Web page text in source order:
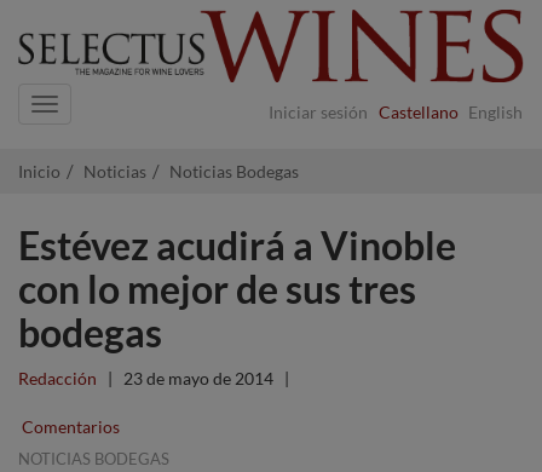
Iniciar sesión Castellano English
Navigation
Inicio Noticias Noticias Bodegas
Estévez acudirá a Vinoble
con lo mejor de sus tres
bodegas
Redacción | 23 de mayo de 2014 |
Comentarios
NOTICIAS BODEGAS